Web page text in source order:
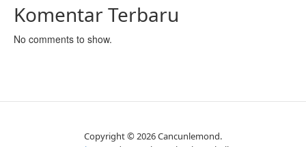
Komentar Terbaru
No comments to show.
Copyright © 2026 Cancunlemond.